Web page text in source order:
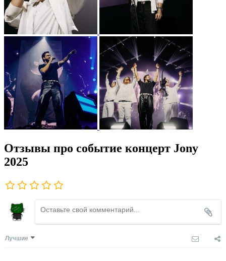
Отзывы про событие концерт Jony
2025
Лучшие